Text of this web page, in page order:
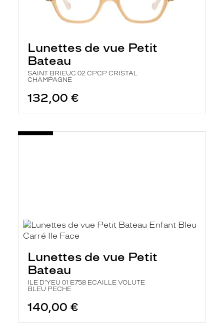
Lunettes de vue Petit
Bateau
SAINT BRIEUC 02 CPCP CRISTAL
CHAMPAGNE
132,00 €
Lunettes de vue Petit
Bateau
ILE D'YEU 01 E758 ECAILLE VOLUTE
BLEU PECHE
140,00 €